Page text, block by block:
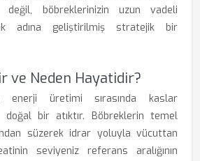
böbreklerinizin uzun vadeli
adına geliştirilmiş stratejik bir
ve Neden Hayatidir?
enerji üretimi sırasında kaslar
doğal bir atıktır. Böbreklerin temel
süzerek idrar yoluyla vücuttan
seviyeniz referans aralığının